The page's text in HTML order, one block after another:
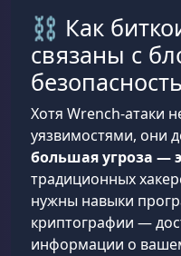
⛓️ Как
связаны с
Хотя Wrench-атаки
уязвимостями, они
большая угроза —
традиционных
нужны навыки
криптографии —
информации о